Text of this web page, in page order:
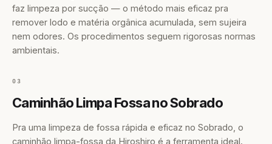
faz limpeza por sucção — o método mais eficaz pra
remover lodo e matéria orgânica acumulada, sem sujeira
nem odores. Os procedimentos seguem rigorosas normas
ambientais.
03
Caminhão Limpa Fossa no Sobrado
Pra uma limpeza de fossa rápida e eficaz no Sobrado, o
caminhão limpa-fossa da Hiroshiro é a ferramenta ideal.